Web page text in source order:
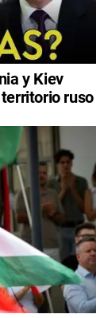
y Kiev
ruso